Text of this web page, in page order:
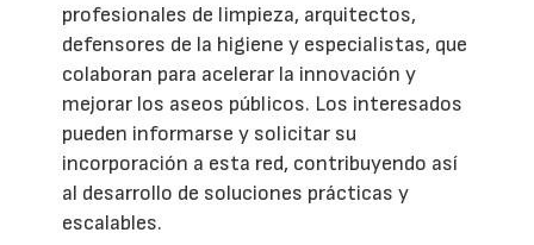
profesionales de limpieza, arquitectos,
defensores de la higiene y especialistas, que
colaboran para acelerar la innovación y
mejorar los aseos públicos. Los interesados
pueden informarse y solicitar su
incorporación a esta red, contribuyendo así
al desarrollo de soluciones prácticas y
escalables.